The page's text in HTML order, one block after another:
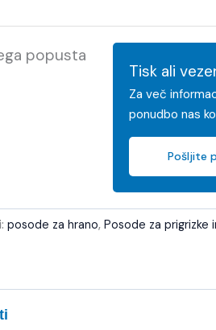
popusta
Tisk ali
Za več
ponudbo nas
Pošljite
posode za hrano,Posode za prigrizke